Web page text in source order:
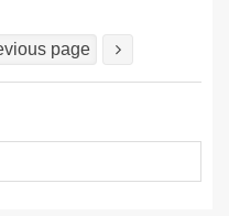
page